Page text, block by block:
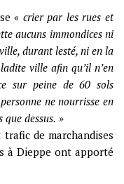
« crier par les rues et
aucuns immondices ni
durant lesté, ni en la
ville afin qu’il n’en
sur peine de 60 sols
ne nourrisse en
dessus. »
de marchandises
à Dieppe ont apporté